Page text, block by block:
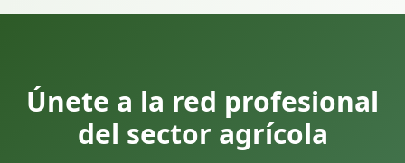
Únete a la red profesional
del sector agrícola